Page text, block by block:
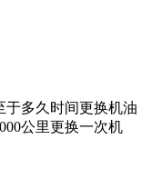
于多久时间更换机油
公里更换一次机